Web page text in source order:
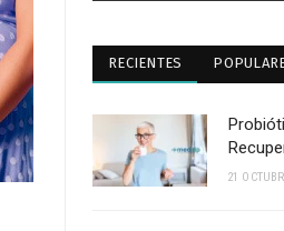
RECIENTES
21